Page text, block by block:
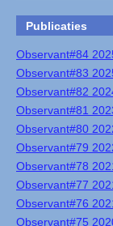
Publicaties
Observant#84
Observant#83
Observant#82
Observant#81
Observant#80
Observant#79
Observant#78
Observant#77
Observant#76
Observant#75